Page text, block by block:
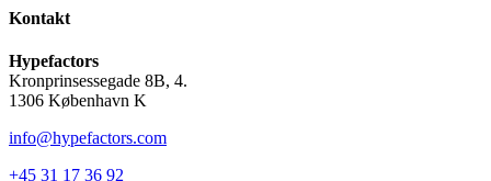
Kontakt
Hypefactors
Kronprinsessegade 8B, 4.
1306 København K
info@hypefactors.com
+45 31 17 36 92